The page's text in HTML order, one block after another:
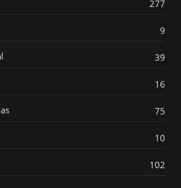
277
9
39
16
75
10
102